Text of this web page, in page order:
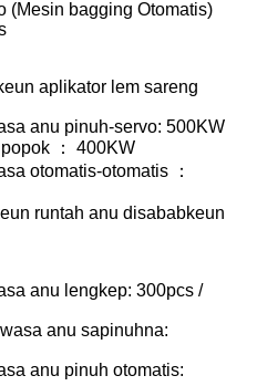
(Mesin bagging Otomatis)
aplikator lem sareng
anu pinuh-servo: 500KW
： 400KW
otomatis-otomatis ：
runtah anu disababkeun
anu lengkep: 300pcs /
anu sapinuhna:
anu pinuh otomatis: